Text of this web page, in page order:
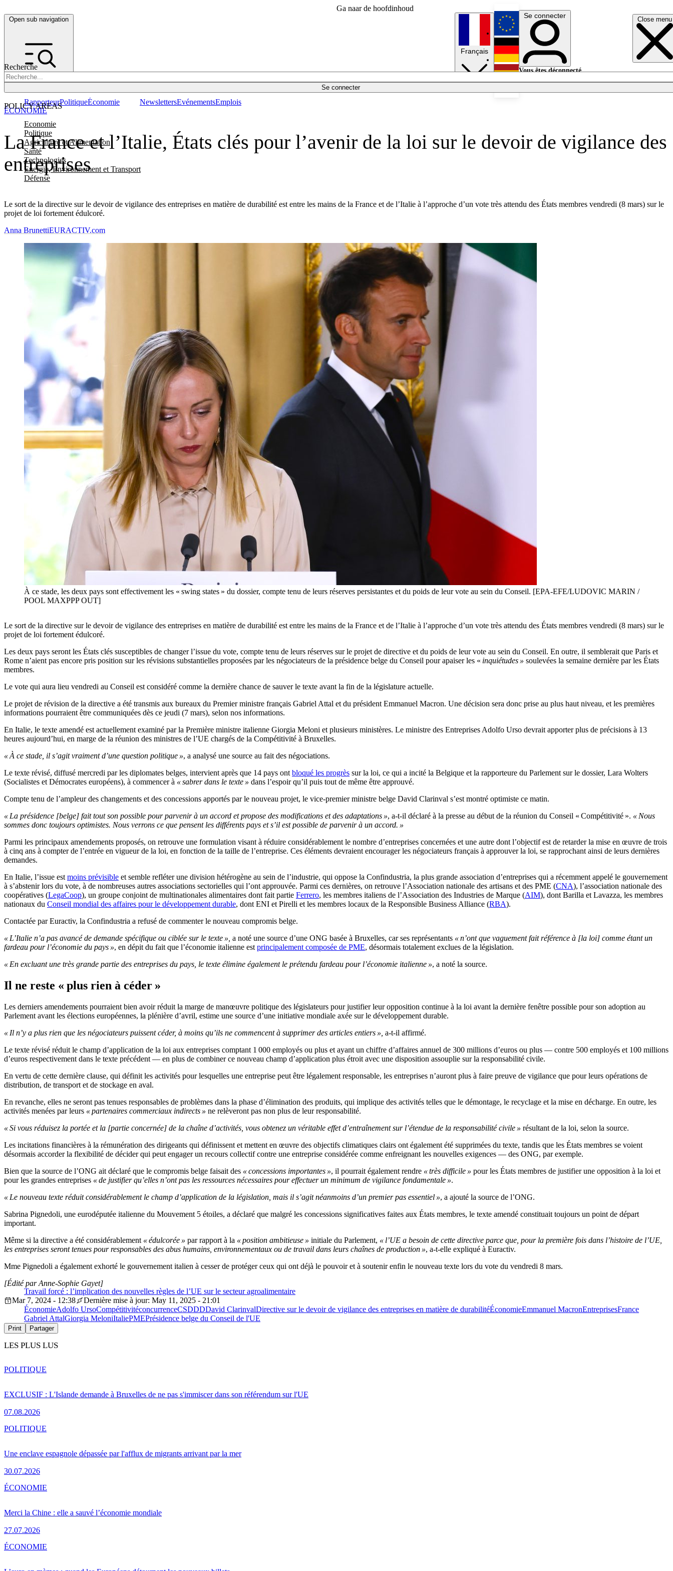
Ga naar de hoofdinhoud
Open sub navigation Close menu
Recherche
Se connecter
POLICY AREAS
Economie
Politique
Agriculture et Alimentation
Santé
Technologies
Energie, Environnement et Transport
Défense
RapporteurPolitiqueÉconomie NewslettersEvénementsEmplois
Français
English
Deutsch
Se connecter
Vous êtes déconnecté.
La France et l’Italie, États clés pour l’avenir de la loi sur le devoir de vigilance des
entreprises
Le sort de la directive sur le devoir de vigilance des entreprises en matière de durabilité est entre les mains de la France et de l’Italie à l’approche d’un vote très attendu des États membres vendredi (8 mars) sur le
projet de loi fortement édulcoré.
ÉCONOMIE
Anna BrunettiEURACTIV.com
À ce stade, les deux pays sont effectivement les « swing states » du dossier, compte tenu de leurs réserves persistantes et du poids de leur vote au sein du Conseil. [EPA-EFE/LUDOVIC MARIN /
POOL MAXPPP OUT]
Le sort de la directive sur le devoir de vigilance des entreprises en matière de durabilité est entre les mains de la France et de l’Italie à l’approche d’un vote très attendu des États membres vendredi (8 mars) sur le
projet de loi fortement édulcoré.
Les deux pays seront les États clés susceptibles de changer l’issue du vote, compte tenu de leurs réserves sur le projet de directive et du poids de leur vote au sein du Conseil. En outre, il semblerait que Paris et
Rome n’aient pas encore pris position sur les révisions substantielles proposées par les négociateurs de la présidence belge du Conseil pour apaiser les « inquiétudes » soulevées la semaine dernière par les États
membres.
Le vote qui aura lieu vendredi au Conseil est considéré comme la dernière chance de sauver le texte avant la fin de la législature actuelle.
Le projet de révision de la directive a été transmis aux bureaux du Premier ministre français Gabriel Attal et du président Emmanuel Macron. Une décision sera donc prise au plus haut niveau, et les premières
informations pourraient être communiquées dès ce jeudi (7 mars), selon nos informations.
En Italie, le texte amendé est actuellement examiné par la Première ministre italienne Giorgia Meloni et plusieurs ministères. Le ministre des Entreprises Adolfo Urso devrait apporter plus de précisions à 13
heures aujourd’hui, en marge de la réunion des ministres de l’UE chargés de la Compétitivité à Bruxelles.
« À ce stade, il s’agit vraiment d’une question politique », a analysé une source au fait des négociations.
Le texte révisé, diffusé mercredi par les diplomates belges, intervient après que 14 pays ont bloqué les progrès sur la loi, ce qui a incité la Belgique et la rapporteure du Parlement sur le dossier, Lara Wolters
(Socialistes et Démocrates européens), à commencer à « sabrer dans le texte » dans l’espoir qu’il puis tout de même être approuvé.
Compte tenu de l’ampleur des changements et des concessions apportés par le nouveau projet, le vice-premier ministre belge David Clarinval s’est montré optimiste ce matin.
« La présidence [belge] fait tout son possible pour parvenir à un accord et propose des modifications et des adaptations », a-t-il déclaré à la presse au début de la réunion du Conseil « Compétitivité ». « Nous
sommes donc toujours optimistes. Nous verrons ce que pensent les différents pays et s’il est possible de parvenir à un accord. »
Parmi les principaux amendements proposés, on retrouve une formulation visant à réduire considérablement le nombre d’entreprises concernées et une autre dont l’objectif est de retarder la mise en œuvre de trois
à cinq ans à compter de l’entrée en vigueur de la loi, en fonction de la taille de l’entreprise. Ces éléments devraient encourager les négociateurs français à approuver la loi, se rapprochant ainsi de leurs dernières
demandes.
En Italie, l’issue est moins prévisible et semble refléter une division hétérogène au sein de l’industrie, qui oppose la Confindustria, la plus grande association d’entreprises qui a récemment appelé le gouvernement
à s’abstenir lors du vote, à de nombreuses autres associations sectorielles qui l’ont approuvée. Parmi ces dernières, on retrouve l’Association nationale des artisans et des PME (CNA), l’association nationale des
coopératives (LegaCoop), un groupe conjoint de multinationales alimentaires dont fait partie Ferrero, les membres italiens de l’Association des Industries de Marque (AIM), dont Barilla et Lavazza, les membres
nationaux du Conseil mondial des affaires pour le développement durable, dont ENI et Pirelli et les membres locaux de la Responsible Business Alliance (RBA).
Contactée par Euractiv, la Confindustria a refusé de commenter le nouveau compromis belge.
« L’Italie n’a pas avancé de demande spécifique ou ciblée sur le texte », a noté une source d’une ONG basée à Bruxelles, car ses représentants « n’ont que vaguement fait référence à [la loi] comme étant un
fardeau pour l’économie du pays », en dépit du fait que l’économie italienne est principalement composée de PME, désormais totalement exclues de la législation.
« En excluant une très grande partie des entreprises du pays, le texte élimine également le prétendu fardeau pour l’économie italienne », a noté la source.
Il ne reste « plus rien à céder »
Les derniers amendements pourraient bien avoir réduit la marge de manœuvre politique des législateurs pour justifier leur opposition continue à la loi avant la dernière fenêtre possible pour son adoption au
Parlement avant les élections européennes, la plénière d’avril, estime une source d’une initiative mondiale axée sur le développement durable.
« Il n’y a plus rien que les négociateurs puissent céder, à moins qu’ils ne commencent à supprimer des articles entiers », a-t-il affirmé.
Le texte révisé réduit le champ d’application de la loi aux entreprises comptant 1 000 employés ou plus et ayant un chiffre d’affaires annuel de 300 millions d’euros ou plus — contre 500 employés et 100 millions
d’euros respectivement dans le texte précédent — en plus de combiner ce nouveau champ d’application plus étroit avec une disposition assouplie sur la responsabilité civile.
En vertu de cette dernière clause, qui définit les activités pour lesquelles une entreprise peut être légalement responsable, les entreprises n’auront plus à faire preuve de vigilance que pour leurs opérations de
distribution, de transport et de stockage en aval.
En revanche, elles ne seront pas tenues responsables de problèmes dans la phase d’élimination des produits, qui implique des activités telles que le démontage, le recyclage et la mise en décharge. En outre, les
activités menées par leurs « partenaires commerciaux indirects » ne relèveront pas non plus de leur responsabilité.
« Si vous réduisez la portée et la [partie concernée] de la chaîne d’activités, vous obtenez un véritable effet d’entraînement sur l’étendue de la responsabilité civile » résultant de la loi, selon la source.
Les incitations financières à la rémunération des dirigeants qui définissent et mettent en œuvre des objectifs climatiques clairs ont également été supprimées du texte, tandis que les États membres se voient
désormais accorder la flexibilité de décider qui peut engager un recours collectif contre une entreprise considérée comme enfreignant les nouvelles exigences — des ONG, par exemple.
Bien que la source de l’ONG ait déclaré que le compromis belge faisait des « concessions importantes », il pourrait également rendre « très difficile » pour les États membres de justifier une opposition à la loi et
pour les grandes entreprises « de justifier qu’elles n’ont pas les ressources nécessaires pour effectuer un minimum de vigilance fondamentale ».
« Le nouveau texte réduit considérablement le champ d’application de la législation, mais il s’agit néanmoins d’un premier pas essentiel », a ajouté la source de l’ONG.
Sabrina Pignedoli, une eurodéputée italienne du Mouvement 5 étoiles, a déclaré que malgré les concessions significatives faites aux États membres, le texte amendé constituait toujours un point de départ
important.
Même si la directive a été considérablement « édulcorée » par rapport à la « position ambitieuse » initiale du Parlement, « l’UE a besoin de cette directive parce que, pour la première fois dans l’histoire de l’UE,
les entreprises seront tenues pour responsables des abus humains, environnementaux ou de travail dans leurs chaînes de production », a-t-elle expliqué à Euractiv.
Mme Pignedoli a également exhorté le gouvernement italien à cesser de protéger ceux qui ont déjà le pouvoir et à soutenir enfin le nouveau texte lors du vote du vendredi 8 mars.
Travail forcé : l’implication des nouvelles règles de l’UE sur le secteur agroalimentaire
[Édité par Anne-Sophie Gayet]
Mar 7, 2024 - 12:38
Dernière mise à jour: May 11, 2025 - 21:01
ÉconomieAdolfo UrsoCompétitivitéconcurrenceCSDDDDavid ClarinvalDirective sur le devoir de vigilance des entreprises en matière de durabilitéÉconomieEmmanuel MacronEntreprisesFrance
Gabriel AttalGiorgia MeloniItaliePMEPrésidence belge du Conseil de l'UE
Print Partager
LES PLUS LUS
EXCLUSIF : L'Islande demande à Bruxelles de ne pas s'immiscer dans son référendum sur l'UE
07.08.2026
POLITIQUE
Une enclave espagnole dépassée par l'afflux de migrants arrivant par la mer
30.07.2026
POLITIQUE
Merci la Chine : elle a sauvé l’économie mondiale
27.07.2026
ÉCONOMIE
ÉCONOMIE